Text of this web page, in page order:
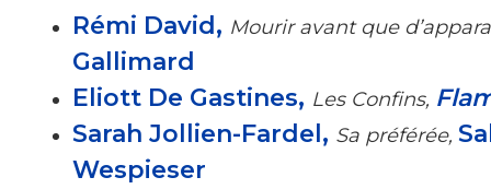
Rémi David, Mourir avant que
Gallimard
Eliott De Gastines, Les Confins,
Sarah Jollien-Fardel, Sa préférée,
Wespieser